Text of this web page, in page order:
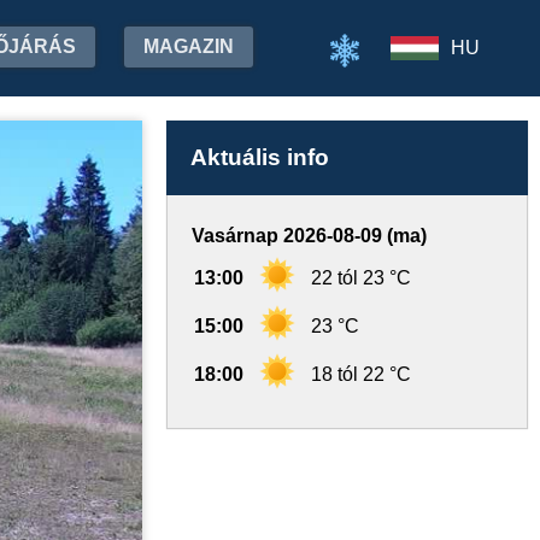
MAGAZIN HU
Aktuális info
Vasárnap 2026-08-09 (ma)
13:00 22 tól 23 °C
15:00 23 °C
18:00 18 tól 22 °C